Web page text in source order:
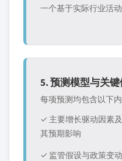
一个基于实际行业活动
5. 预测模型与关
每项预测均包含以下
✓ 主要增长驱动因素及
其预期影响
✓ 监管假设与政策变动